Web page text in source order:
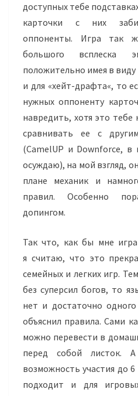
доступных тебе
карточки с них
оппоненты. Игра так
большого всплеска
положительно имея в виду
и для «хейт-драфта«, то
нужных оппоненту
навредить, хотя это тебе
сравнивать ее с
(CamelUP и Downforce, в
осуждаю), на мой взгляд,
плане механик и
правил. Особенно
допингом.
Так что, как бы мне
я считаю, что это
семейных и легких игр.
безсуперсил богов, то
нет и достаточно
объяснил правила. Сами
можно перевести в
перед собой листок.
возможность участия до
подходит и для